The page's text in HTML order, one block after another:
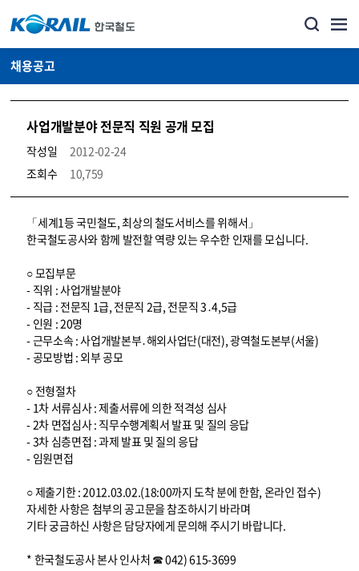
채용공고
사업개발분야 전문직 직원 공개 모집
작성일
2012-02-24
조회수
10,759
코레일소개_경영공시_채용공고 상세보기 – 내용, 파일, 담당자 연락처로 구성
「세계1등 국민철도, 최상의 철도서비스를 위해서」
한국철도공사와 함께 발전할 역량 있는 우수한 인재를 모십니다.
○ 모집부문
- 직위 : 사업개발분야
- 직급 : 전문직 1급, 전문직 2급, 전문직 3․4,5급
- 인원 : 20명
- 근무소속 : 사업개발본부․해외사업단(대전), 광역철도본부(서울)
- 공모방법 : 외부 공모
○ 전형절차
- 1차 서류심사 : 제출서류에 의한 적격성 심사
- 2차 면접심사 : 직무수행계획서 발표 및 질의 응답
- 3차 심층면접 : 과제 발표 및 질의 응답
- 임원면접
○ 제출기한 : 2012.03.02.(18:00까지 도착 분에 한함, 온라인 접수)
자세한 사항은 첨부의 공고문을 참조하시기 바라며
기타 궁금하신 사항은 담당자에게 문의해 주시기 바랍니다.
* 한국철도공사 본사 인사처 ☎ 042) 615-3699